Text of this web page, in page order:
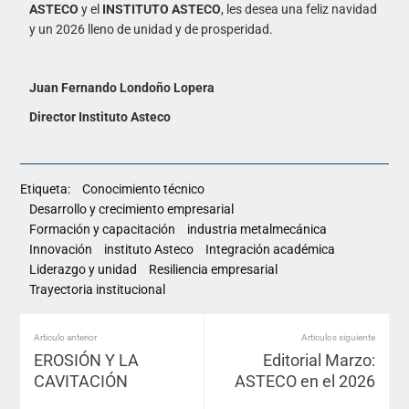
ASTECOy el INSTITUTO ASTECO, les desea una feliz navidad
y un 2026 lleno de unidad y de prosperidad.
Juan Fernando Londoño Lopera
Director Instituto Asteco
Etiqueta:
Conocimiento técnico
Desarrollo y crecimiento empresarial
Formación y capacitación
industria metalmecánica
Innovación
instituto Asteco
Integración académica
Liderazgo y unidad
Resiliencia empresarial
Trayectoria institucional
Articulo anterior
EROSIÓN Y LA
CAVITACIÓN
Articulos siguiente
Editorial Marzo:
ASTECO en el 2026